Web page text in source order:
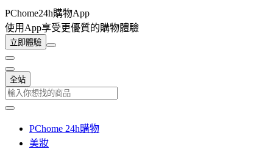
PChome24h購物App
使用App享受更優質的購物體驗
立即體驗
全站
PChome 24h購物
美妝